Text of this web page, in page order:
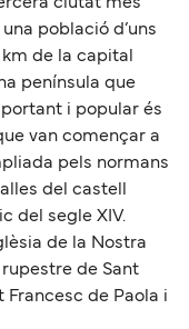
població d’uns
de la capital
península que
i popular és
van començar a
pels normans
del castell
del segle XIV.
de la Nostra
rupestre de Sant
Francesc de Paola i